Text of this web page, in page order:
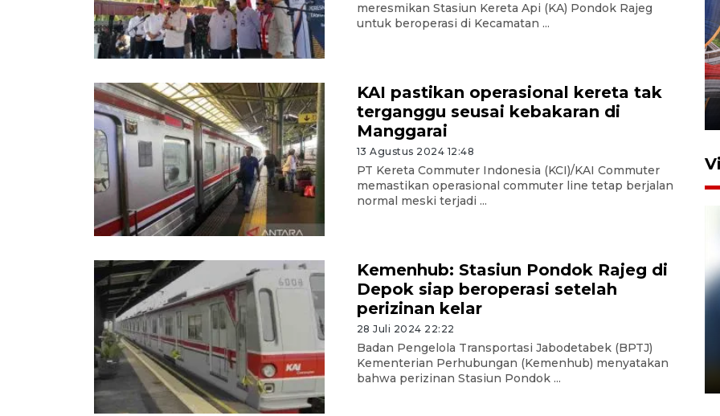
meresmikan Stasiun Kereta Api (KA) Pondok Rajeg
untuk beroperasi di Kecamatan ...
KAI pastikan operasional kereta tak
terganggu seusai kebakaran di
Manggarai
13 Agustus 2024 12:48
PT Kereta Commuter Indonesia (KCI)/KAI Commuter
memastikan operasional commuter line tetap berjalan
normal meski terjadi ...
Kemenhub: Stasiun Pondok Rajeg di
Depok siap beroperasi setelah
perizinan kelar
28 Juli 2024 22:22
Badan Pengelola Transportasi Jabodetabek (BPTJ)
Kementerian Perhubungan (Kemenhub) menyatakan
bahwa perizinan Stasiun Pondok ...
Stasiun Bogor
12 Juni 2026 18:49
Pelanggan Filaha Farm setia
sampai 8 tahan?
1 Juni 2026 05:47